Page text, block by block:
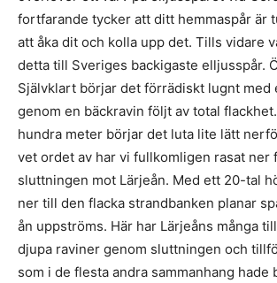
fortfarande tycker att ditt hemmaspår är
att åka dit och kolla upp det. Tills vidare
detta till Sveriges backigaste elljusspår.
Självklart börjar det förrädiskt lugnt med
genom en bäckravin följt av total
hundra meter börjar det luta lite lätt
vet ordet av har vi fullkomligen rasat ner
sluttningen mot Lärjeån. Med ett 20-tal
ner till den flacka strandbanken planar
ån uppströms. Här har Lärjeåns många
djupa raviner genom sluttningen och
som i de flesta andra sammanhang hade